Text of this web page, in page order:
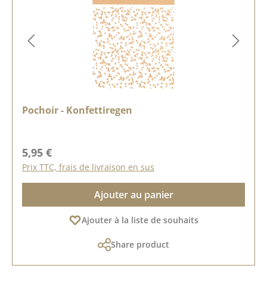
Pochoir - Konfettiregen
Prix régulier :
5,95 €
Prix TTC, frais de livraison en sus
Ajouter au panier
Ajouter à la liste de souhaits
Share product